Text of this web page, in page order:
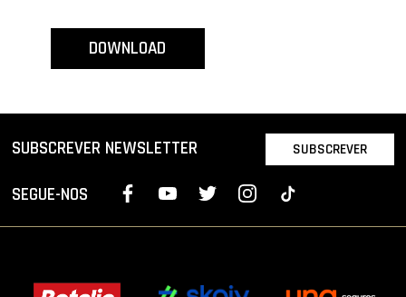
DOWNLOAD
SUBSCREVER NEWSLETTER SUBSCREVER
SEGUE-NOS